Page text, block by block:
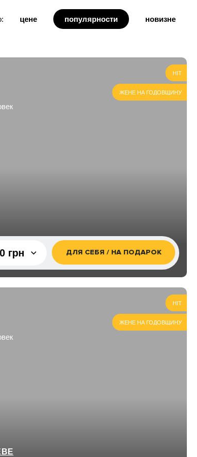
цене популярности новизне
HIT
ЖЕНЕ НА ГОДОВЩИНУ
грн ДЛЯ СЕБЯ / НА ПОДАРОК
HIT
ЖЕНЕ НА ГОДОВЩИНУ